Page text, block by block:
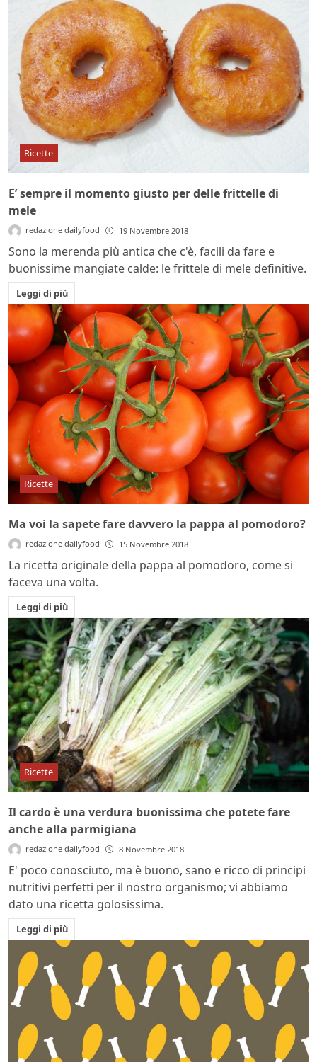
Ricette
E’ sempre il momento giusto per delle frittelle di
mele
redazione dailyfood 19 Novembre 2018
Sono la merenda più antica che c'è, facili da fare e
buonissime mangiate calde: le frittele di mele definitive.
Leggi di più
Ricette
Ma voi la sapete fare davvero la pappa al pomodoro?
redazione dailyfood 15 Novembre 2018
La ricetta originale della pappa al pomodoro, come si
faceva una volta.
Leggi di più
Ricette
Il cardo è una verdura buonissima che potete fare
anche alla parmigiana
redazione dailyfood 8 Novembre 2018
E' poco conosciuto, ma è buono, sano e ricco di principi
nutritivi perfetti per il nostro organismo; vi abbiamo
dato una ricetta golosissima.
Leggi di più